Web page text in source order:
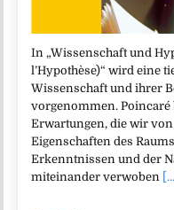
In „Wissenschaft und
l’Hypothèse)“ wird eine
Wissenschaft und ihrer
vorgenommen.
Erwartungen, die wir
Eigenschaften des
Erkenntnissen und der
miteinander verwoben [...]